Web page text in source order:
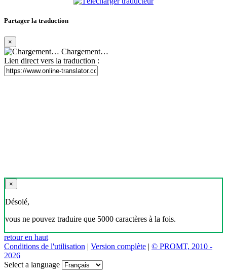
Partager la traduction
×
Chargement…
Lien direct vers la traduction :
×
Désolé,
vous ne pouvez traduire que 5000 caractères à la fois.
retour en haut
Conditions de l'utilisation | Version complète | © PROMT, 2010 -
2026
Select a language